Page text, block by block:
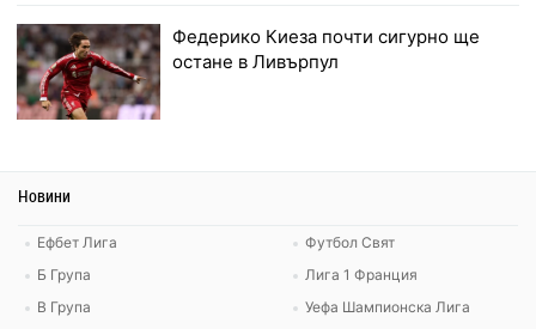
Федерико Киеза почти сигурно ще
остане в Ливърпул
Новини
Ефбет Лига
Б Група
В Група
Футбол Свят
Лига 1 Франция
Уефа Шампионска Лига